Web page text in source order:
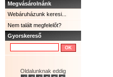
Megvásárolnánk
Webáruházunk keresi...
Nem talált megfelelőt?
Gyorskereső
Oldalunknak eddig